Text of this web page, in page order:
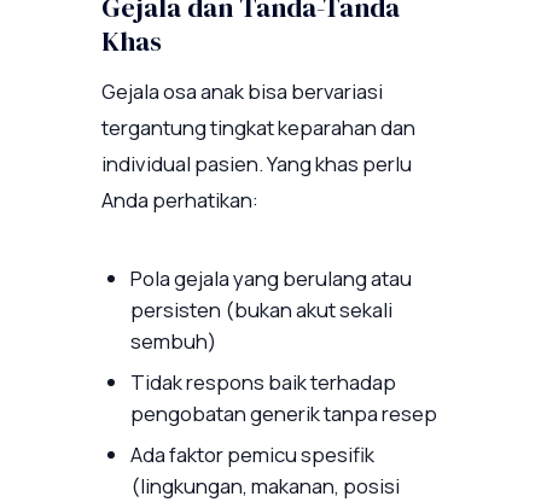
Gejala dan Tanda-Tanda
Khas
Gejala osa anak bisa bervariasi
tergantung tingkat keparahan dan
individual pasien. Yang khas perlu
Anda perhatikan:
Pola gejala yang berulang atau
persisten (bukan akut sekali
sembuh)
Tidak respons baik terhadap
pengobatan generik tanpa resep
Ada faktor pemicu spesifik
(lingkungan, makanan, posisi